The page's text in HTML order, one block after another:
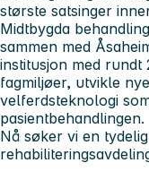
største satsinger
Midtbygda
sammen med
institusjon med rundt
fagmiljøer, utvikle
velferdsteknologi
pasientbehandlingen.
Nå søker vi en